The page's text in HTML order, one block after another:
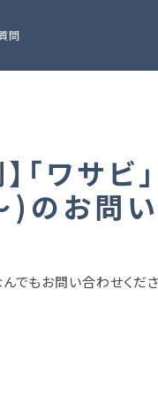
問
ワサビ
お問い
でもお問い合わせくださ